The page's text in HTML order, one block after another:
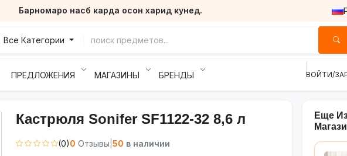
Барномаро насб карда осон харид кунед.
Все Категории
ПРЕДЛОЖЕНИЯ МАГАЗИНЫ БРЕНДЫ ВОЙТИ/
Кастрюля Sonifer SF1122-32 8,6 л
(0)0 Отзывы 50 в наличии
Еще